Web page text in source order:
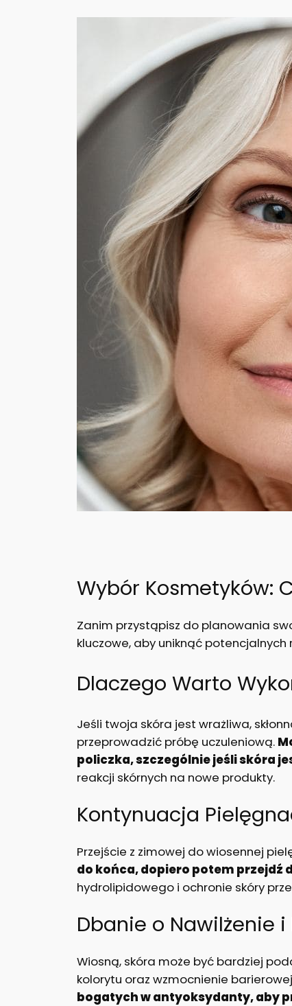
Wybór Kosmetyków:
Zanim przystąpisz do planowania
kluczowe, aby uniknąć
Dlaczego Warto
Jeśli twoja skóra jest wrażliwa,
przeprowadzić próbę uczuleniową.
policzka, szczególnie jeśli skóra
reakcji skórnych na nowe produkty.
Kontynuacja
Przejście z zimowej do wiosennej
do końca, dopiero potem przejdź
hydrolipidowego i ochronie skóry
Dbanie o Nawilżenie
Wiosną, skóra może być bardziej
kolorytu oraz wzmocnienie
bogatych w antyoksydanty, aby